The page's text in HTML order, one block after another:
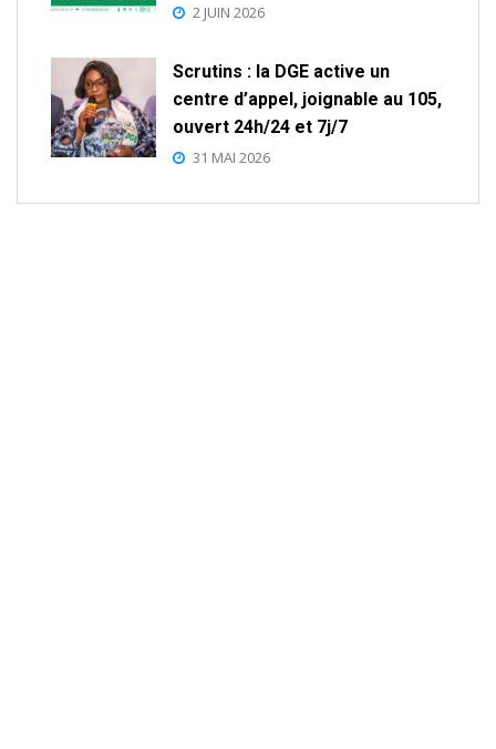
2 JUIN 2026
Scrutins : la DGE active un
centre d’appel, joignable au 105,
ouvert 24h/24 et 7j/7
31 MAI 2026